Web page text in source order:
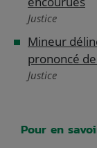
Justice
Mineur
prononcé
Justice
Pour en